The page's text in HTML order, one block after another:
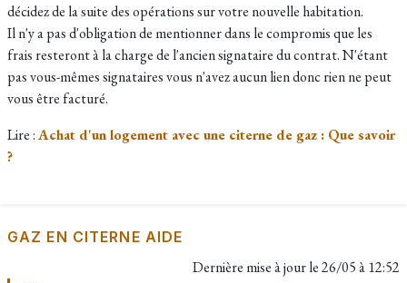
décidez de la suite des opérations sur votre nouvelle habitation.
Il n'y a pas d'obligation de mentionner dans le compromis que les
frais resteront à la charge de l'ancien signataire du contrat. N'étant
pas vous-mêmes signataires vous n'avez aucun lien donc rien ne peut
vous être facturé.
Lire :Achat d'un logement avec une citerne de gaz : Que savoir
?
GAZ EN CITERNE AIDE
Dernière mise à jour le26/05 à 12:52